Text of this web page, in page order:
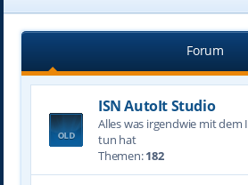
Forum
ISN AutoIt Studio
Alles was irgendwie mit dem
tun hat
Themen:182